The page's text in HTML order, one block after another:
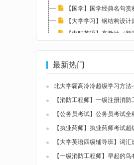
【国学】国学经典名句赏
【大学学习】钢结构设计
【中职英语】高教社（
最新热门
北大学霸高冷冷超级学习方法-
【消防工程师】一级注册消防
【公务员考试】公务员考试全
【执业药师】执业药师考试超
【大学英语四级辅导班】词汇
【一级消防工程师】早起的鸟